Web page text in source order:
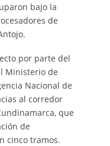
bajo la
de
por parte del
Ministerio de
Nacional de
al corredor
que
de
cinco tramos.